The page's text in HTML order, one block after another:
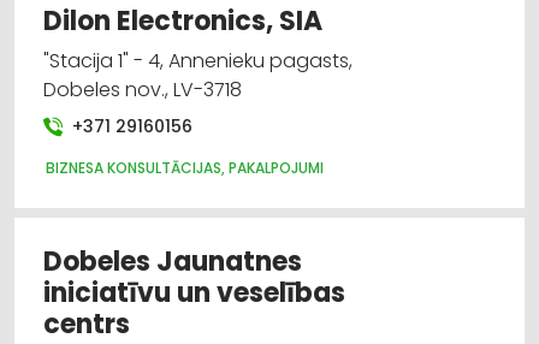
Dilon Electronics, SIA
"Stacija 1" - 4, Annenieku pagasts,
Dobeles nov., LV-3718
+371 29160156
BIZNESA KONSULTĀCIJAS, PAKALPOJUMI
Dobeles Jaunatnes
iniciatīvu un veselības
centrs